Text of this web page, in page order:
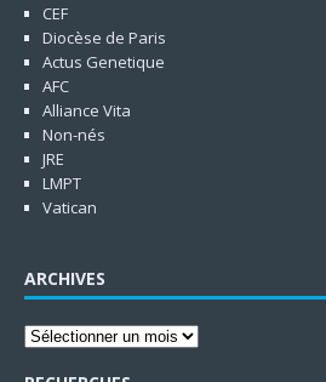
CEF
Diocèse de Paris
Actus Genetique
AFC
Alliance Vita
Non-nés
JRE
LMPT
Vatican
ARCHIVES